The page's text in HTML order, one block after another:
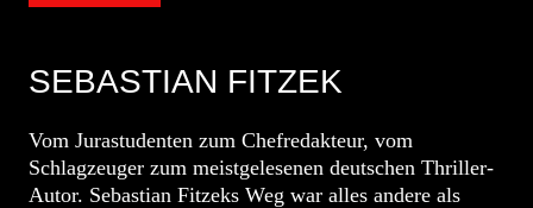
SEBASTIAN FITZEK
Vom Jurastudenten zum Chefredakteur, vom
Schlagzeuger zum meistgelesenen deutschen Thriller-
Autor. Sebastian Fitzeks Weg war alles andere als